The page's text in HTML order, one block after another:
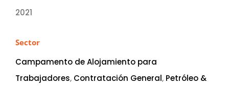
2021
Sector
Campamento de Alojamiento para
Trabajadores, Contratación General, Petróleo &